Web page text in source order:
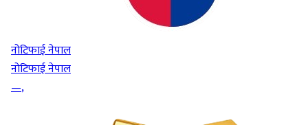
नोटिफाई नेपाल
नोटिफाई नेपाल
—,